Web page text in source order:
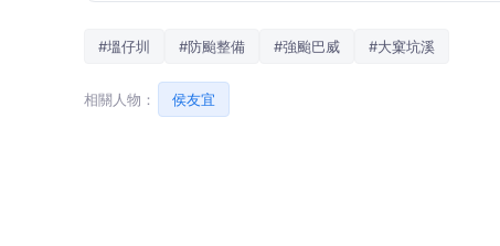
#塭仔圳 #防颱整備 #強颱巴威 #大窠坑溪
相關人物： 侯友宜